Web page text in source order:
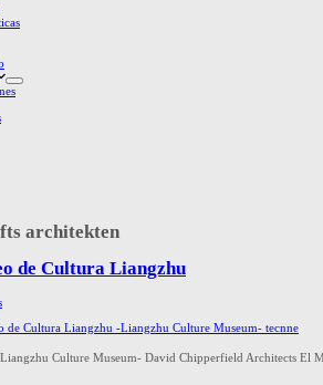
architekten
de Cultura Liangzhu
Culture Museum- David Chipperfield Architects El